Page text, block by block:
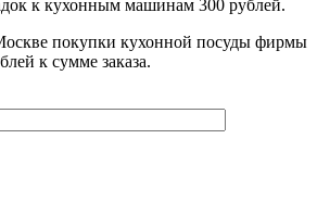
к кухонным машинам 300 рублей.
покупки кухонной посуды фирмы
к сумме заказа.